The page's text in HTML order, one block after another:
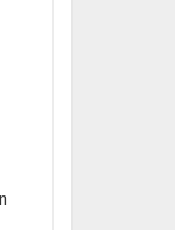
İnce Duy 4000K Ilık